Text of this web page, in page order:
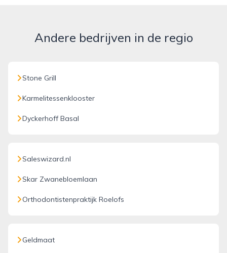
Andere bedrijven in de regio
Stone Grill
Karmelitessenklooster
Dyckerhoff Basal
Saleswizard.nl
Skar Zwanebloemlaan
Orthodontistenpraktijk Roelofs
Geldmaat